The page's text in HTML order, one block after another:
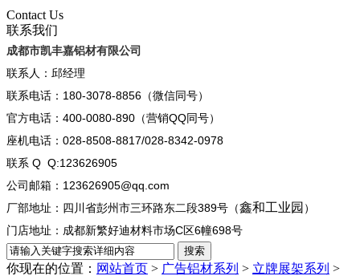
Contact Us
联系我们
成都市凯丰嘉铝材有限公司
联系人：邱经理
联系电话：180-3078-8856（微信同号）
官方电话：400-0080-890（营销QQ同号）
座机电话：028-8508-8817/028-8342-0978
联系 Q Q:123626905
公司邮箱：123626905@qq.com
厂部地址：四川省彭州市三环路东二段389号（鑫和工业园 ）
门店地址：成都新繁好迪材料市场C区6幢698号
你现在的位置： 网站首页 > 广告铝材系列 > 立牌展架系列 >